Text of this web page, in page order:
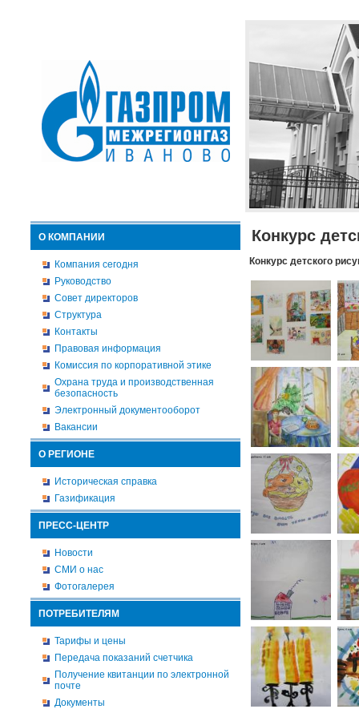
О КОМПАНИИ
Компания сегодня
Руководство
Совет директоров
Структура
Контакты
Правовая информация
Комиссия по корпоративной этике
Охрана труда и производственная
безопасность
Электронный документооборот
Вакансии
О РЕГИОНЕ
Историческая справка
Газификация
ПРЕСС-ЦЕНТР
Новости
СМИ о нас
Фотогалерея
ПОТРЕБИТЕЛЯМ
Тарифы и цены
Передача показаний счетчика
Получение квитанции по электронной
почте
Документы
Конкурс
Конкурс детского